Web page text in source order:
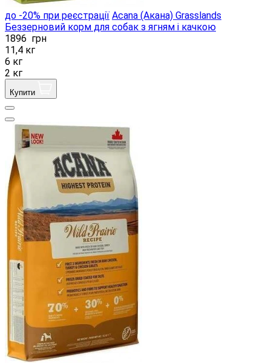
до -20% при реєстрації Acana (Акана) Grasslands
Беззерновий корм для собак з ягням і качкою
1896 грн
11,4 кг
6 кг
2 кг
Купити